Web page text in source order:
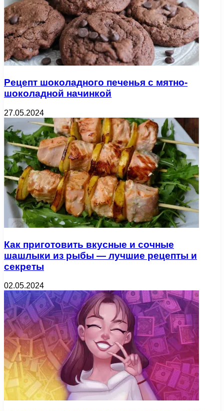
Рецепт шоколадного печенья с мятно-
шоколадной начинкой
27.05.2024
Как приготовить вкусные и сочные
шашлыки из рыбы — лучшие рецепты и
секреты
02.05.2024